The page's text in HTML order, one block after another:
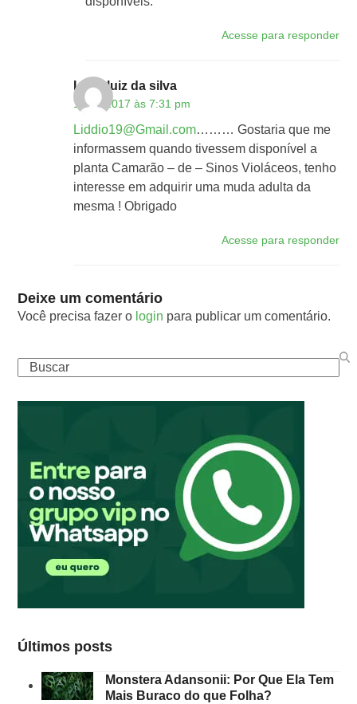
Acesse para responder
Lidio luiz da silva
19/12/2017 às 7:31 pm
Liddio19@Gmail.com……… Gostaria que me
informassem quando tivessem disponível a
planta Camarão – de – Sinos Violáceos, tenho
interesse em adquirir uma muda adulta da
mesma ! Obrigado
Acesse para responder
Deixe um comentário
Você precisa fazer o login para publicar um comentário.
Buscar
Últimos posts
Monstera Adansonii: Por Que Ela Tem
Mais Buraco do que Folha?